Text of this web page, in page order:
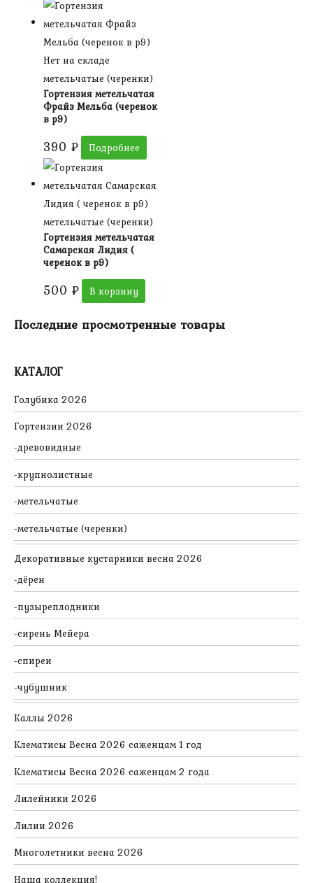
КАТАЛОГ
Голубика 2026
Гортензии 2026
древовидные
крупнолистные
метельчатые
метельчатые (черенки)
Декоративные кустарники весна 2026
дёрен
пузыреплодники
сирень Мейера
спиреи
чубушник
Каллы 2026
Клематисы Весна 2026 саженцам 1 год
Клематисы Весна 2026 саженцам 2 года
Лилейники 2026
Лилии 2026
Многолетники весна 2026
Наша коллекция!
Нет на складе
метельчатые (черенки)
Гортензия метельчатая
Фрайз Мельба (черенок
в р9)
390 ₽ Подробнее
метельчатые (черенки)
Гортензия метельчатая
Самарская Лидия (
черенок в р9)
500 ₽ В корзину
Последние просмотренные товары